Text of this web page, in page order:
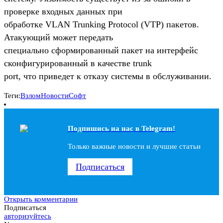
проверке входных данных при
обработке VLAN Trunking Protocol (VTP) пакетов.
Атакующий может передать
специально сформированный пакет на интерфейс
сконфигурированный в качестве trunk
port, что приведет к отказу системы в обслуживании.
Теги:ВзломНовостиСофт
Подпишись на наc в Telegram!
Только важные новости и лучшие статьи
Подписаться
Открыть комментарии
Подписаться
авторизуйтесь